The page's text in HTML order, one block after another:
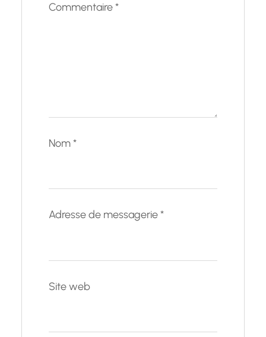
Commentaire*
Nom*
Adresse de messagerie*
Site web